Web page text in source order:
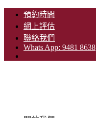
預約時間
網上評估
聯絡我們
Whats App: 9481 8638